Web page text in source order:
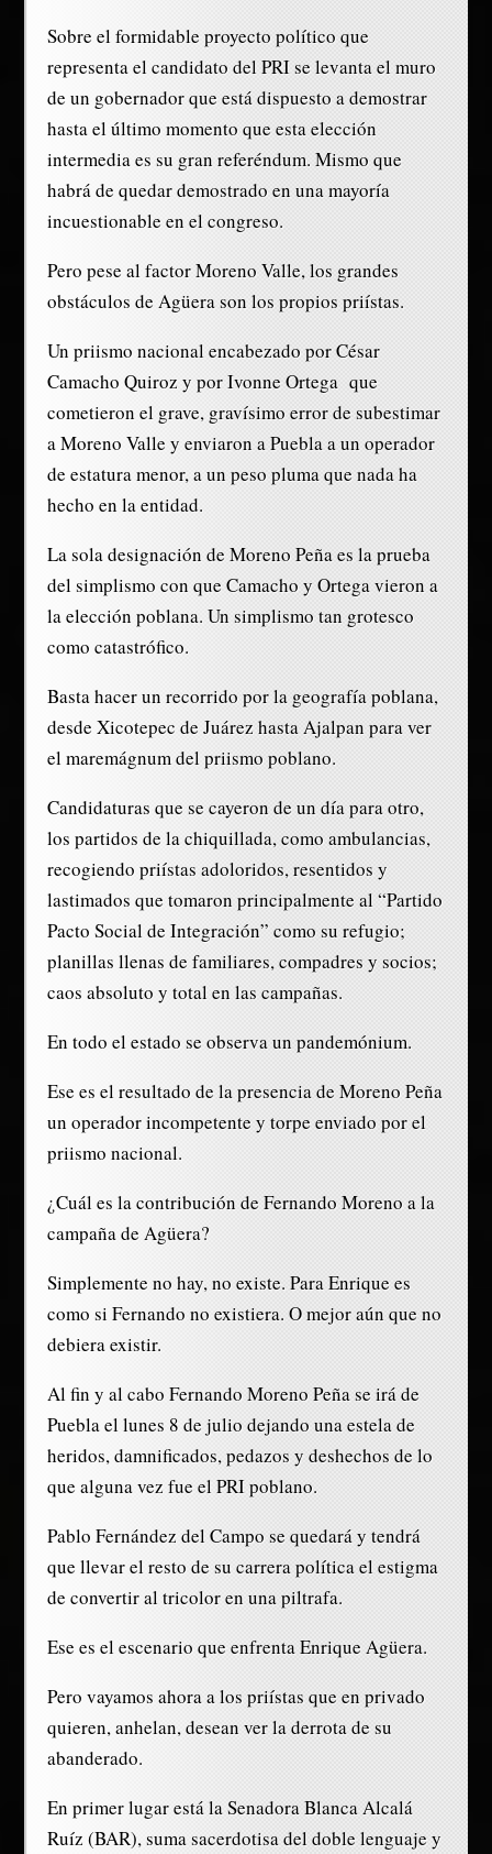
Sobre el formidable proyecto político que
representa el candidato del PRI se levanta el muro
de un gobernador que está dispuesto a demostrar
hasta el último momento que esta elección
intermedia es su gran referéndum. Mismo que
habrá de quedar demostrado en una mayoría
incuestionable en el congreso.
Pero pese al factor Moreno Valle, los grandes
obstáculos de Agüera son los propios priístas.
Un priismo nacional encabezado por César
Camacho Quiroz y por Ivonne Ortega que
cometieron el grave, gravísimo error de subestimar
a Moreno Valle y enviaron a Puebla a un operador
de estatura menor, a un peso pluma que nada ha
hecho en la entidad.
La sola designación de Moreno Peña es la prueba
del simplismo con que Camacho y Ortega vieron a
la elección poblana. Un simplismo tan grotesco
como catastrófico.
Basta hacer un recorrido por la geografía poblana,
desde Xicotepec de Juárez hasta Ajalpan para ver
el maremágnum del priismo poblano.
Candidaturas que se cayeron de un día para otro,
los partidos de la chiquillada, como ambulancias,
recogiendo priístas adoloridos, resentidos y
lastimados que tomaron principalmente al “Partido
Pacto Social de Integración” como su refugio;
planillas llenas de familiares, compadres y socios;
caos absoluto y total en las campañas.
En todo el estado se observa un pandemónium.
Ese es el resultado de la presencia de Moreno Peña
un operador incompetente y torpe enviado por el
priismo nacional.
¿Cuál es la contribución de Fernando Moreno a la
campaña de Agüera?
Simplemente no hay, no existe. Para Enrique es
como si Fernando no existiera. O mejor aún que no
debiera existir.
Al fin y al cabo Fernando Moreno Peña se irá de
Puebla el lunes 8 de julio dejando una estela de
heridos, damnificados, pedazos y deshechos de lo
que alguna vez fue el PRI poblano.
Pablo Fernández del Campo se quedará y tendrá
que llevar el resto de su carrera política el estigma
de convertir al tricolor en una piltrafa.
Ese es el escenario que enfrenta Enrique Agüera.
Pero vayamos ahora a los priístas que en privado
quieren, anhelan, desean ver la derrota de su
abanderado.
En primer lugar está la Senadora Blanca Alcalá
Ruíz (BAR), suma sacerdotisa del doble lenguaje y